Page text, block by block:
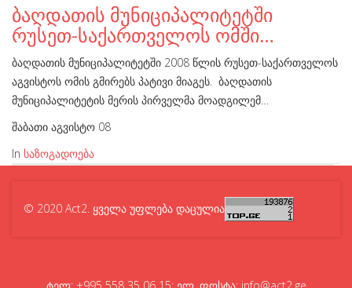
ბაღდათის მუნიციპალიტეტში
რუსეთ-საქართველოს ომში…
ბაღდათის მუნიციპალიტეტში 2008 წლის რუსეთ-საქართველოს
აგვისტოს ომის გმირებს პატივი მიაგეს. ბაღდათის
მუნიციპალიტეტის მერის პირველმა მოადგილემ…
შაბათი აგვისტო 08
In საზოგადოება
© 2020 Act2. ყველა უფლება დაცულია
ტელ: +995 558 35 06 15; ელ. ფოსტა: info@act2.ge